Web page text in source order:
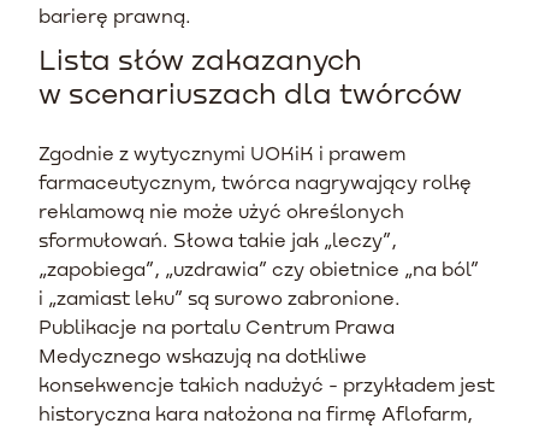
barierę prawną.
Lista słów zakazanych
w scenariuszach dla twórców
Zgodnie z wytycznymi UOKiK i prawem
farmaceutycznym, twórca nagrywający rolkę
reklamową nie może użyć określonych
sformułowań. Słowa takie jak „leczy”,
„zapobiega”, „uzdrawia” czy obietnice „na ból”
i „zamiast leku” są surowo zabronione.
Publikacje na portalu Centrum Prawa
Medycznego wskazują na dotkliwe
konsekwencje takich nadużyć - przykładem jest
historyczna kara nałożona na firmę Aflofarm,